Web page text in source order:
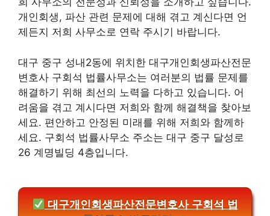
개인회생, 파산 관련 문제에 대해 겪고 계신다면 언
제든지 저희 사무소로 연락 주시기 바랍니다.
대구 중구 성내2동에 위치한 대구개인회생파산전문
변호사 구회석 법률사무소는 여러분의 법률 문제를
해결하기 위해 최선의 노력을 다하고 있습니다. 어
려움을 겪고 계시다면 저희와 함께 해결책을 찾아보
세요. 편안하고 안정된 미래를 위해 저희와 함께하
세요. 구회석 법률사무소 주소는 대구 중구 달성로
26 계명빌딩 4층입니다.
대구개인회생파산전문변호사 구회석 법